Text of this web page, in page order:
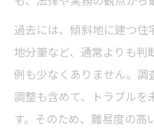
過去には、傾斜地に建つ
地分筆など、通常よりも
例も少なくありません。
調整も含めて、トラブルを
す。そのため、難易度の高